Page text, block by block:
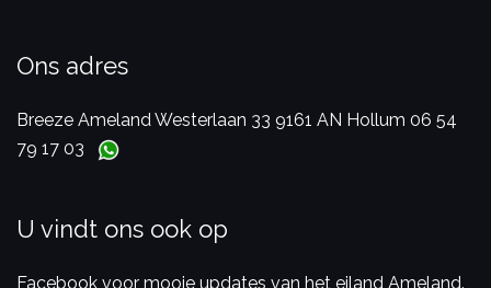
Ons adres
Breeze AmelandWesterlaan 33 9161 AN Hollum 06 54
79 17 03
U vindt ons ook op
Facebook voor mooie updates van het eiland Ameland.